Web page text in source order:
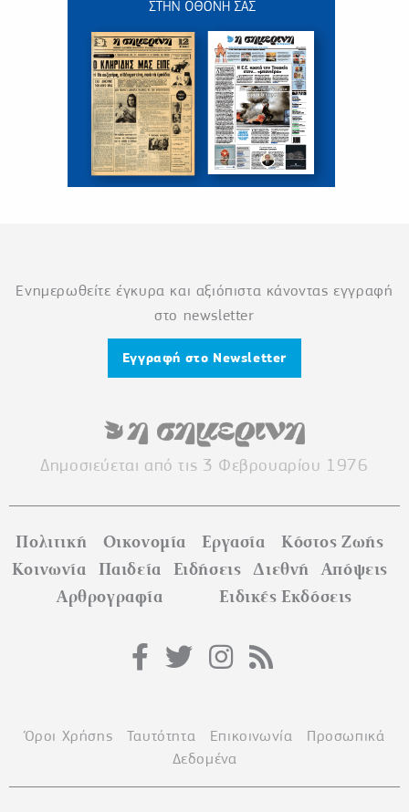
Ενημερωθείτε έγκυρα και αξιόπιστα κάνοντας εγγραφή
στο newsletter
Εγγραφή στο Newsletter
Δημοσιεύεται από τις 3 Φεβρουαρίου 1976
Πολιτική Οικονομία Εργασία
Κόστος Ζωής
Κοινωνία
Παιδεία Ειδήσεις Διεθνή
Απόψεις
Αρθρογραφία
Ειδικές Εκδόσεις
Όροι Χρήσης Ταυτότητα Επικοινωνία
Προσωπικά
Δεδομένα